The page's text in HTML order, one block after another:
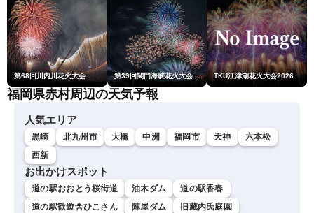
第68回川内川花火大会 第39回関門海峡花火大会(門司側) TKU江津湖花火大会2026
福岡県赤村周辺の天気予報
人気エリア
黒崎 北九州市 大橋 中洲 福岡市 天神
六本松
西新
お出かけスポット
道の駅おおとう桜街道 油木ダム
道の駅香春
道の駅歓遊舎ひこさん
陣屋ダム
旧藏内氏庭園